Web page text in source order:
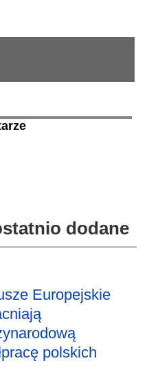
dodane
Europejskie
polskich